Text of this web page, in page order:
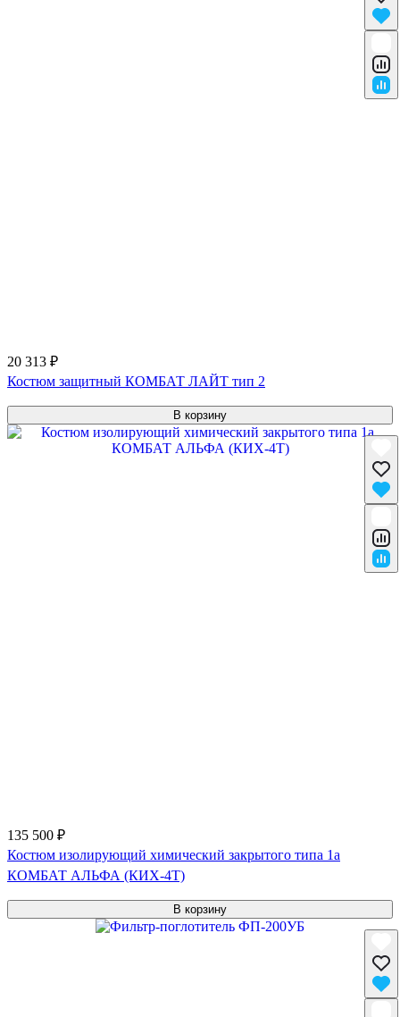
20 313 ₽
Костюм защитный КОМБАТ ЛАЙТ тип 2
В корзину
135 500 ₽
Костюм изолирующий химический закрытого типа 1a
КОМБАТ АЛЬФА (КИХ-4Т)
В корзину